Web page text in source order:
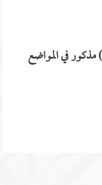
في المواضع